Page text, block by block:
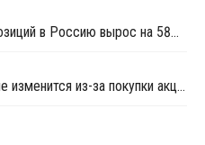
Импорт поликарбоната и композиций в Россию вырос на 58% в январе-феврале
Кредитный рейтинг Татнефти не изменится из-за покупки акций НКНХ и Танеко - Moodys